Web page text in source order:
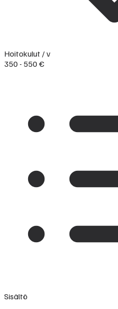
Hoitokulut / v
350 - 550 €
Sisältö